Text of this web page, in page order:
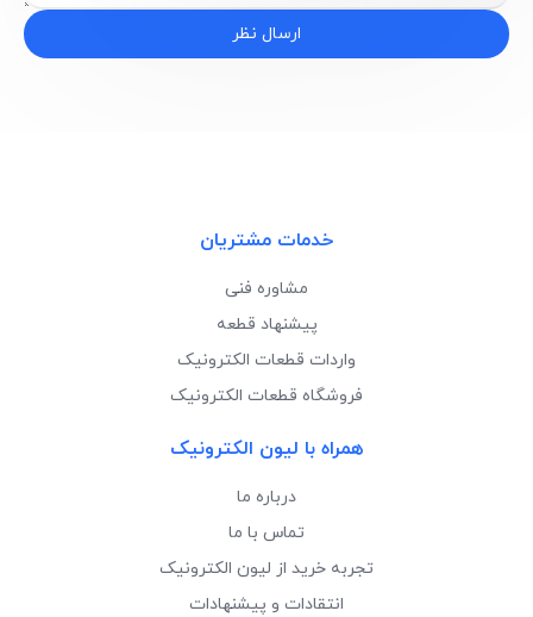
ارسال نظر
خدمات مشتریان
مشاوره فنی
پیشنهاد قطعه
واردات قطعات الکترونیک
فروشگاه قطعات الکترونیک
همراه با لیون الکترونیک
درباره ما
تماس با ما
تجربه خرید از لیون الکترونیک
انتقادات و پیشنهادات